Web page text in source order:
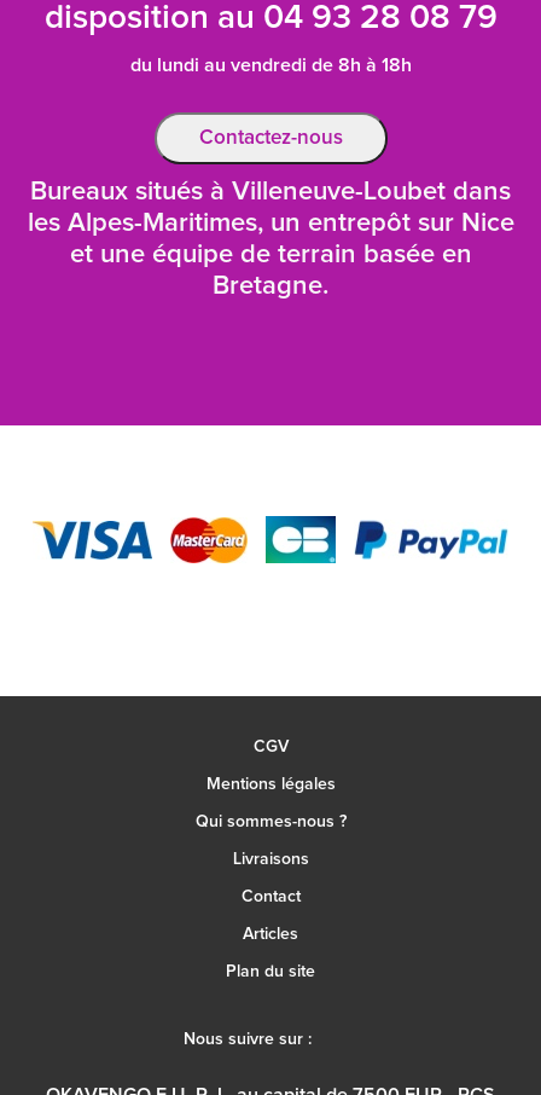
disposition au 04 93 28 08 79
du lundi au vendredi de 8h à 18h
Contactez-nous
Bureaux situés à Villeneuve-Loubet dans
les Alpes-Maritimes, un entrepôt sur Nice
et une équipe de terrain basée en
Bretagne.
CGV
Mentions légales
Qui sommes-nous ?
Livraisons
Contact
Articles
Plan du site
Nous suivre sur :